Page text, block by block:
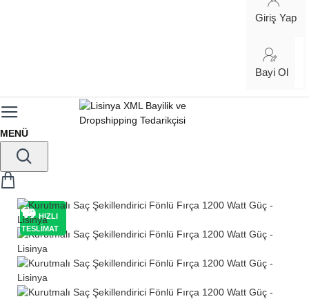
Giriş Yap
Bayi Ol
HIZLI
TESLİMAT